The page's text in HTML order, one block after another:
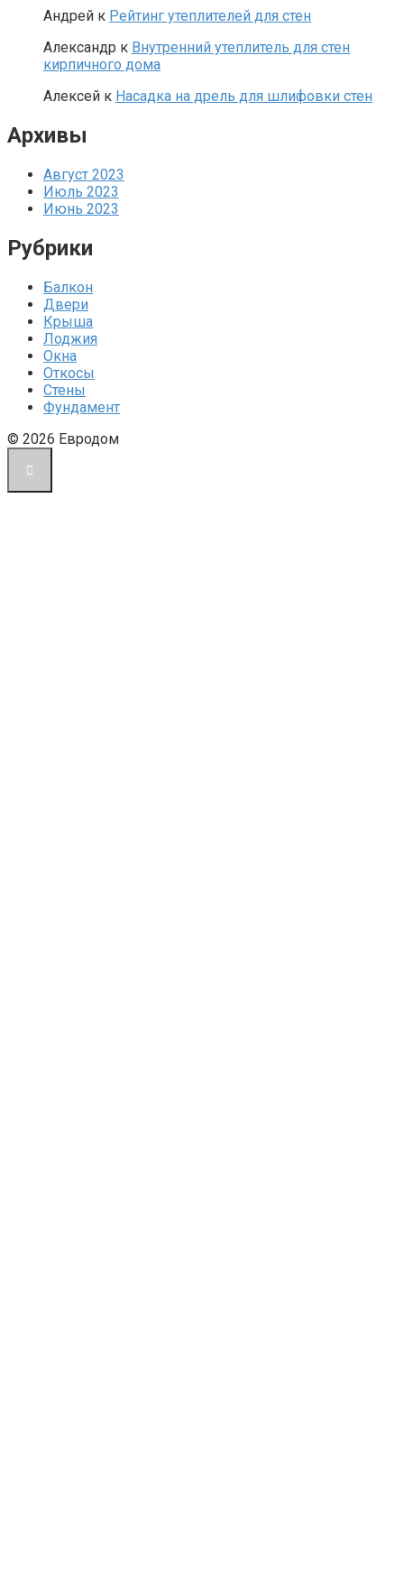
Андрей к Рейтинг утеплителей для стен
Александр к Внутренний утеплитель для стен
кирпичного дома
Алексей к Насадка на дрель для шлифовки стен
Архивы
Август 2023
Июль 2023
Июнь 2023
Рубрики
Балкон
Двери
Крыша
Лоджия
Окна
Откосы
Стены
Фундамент
© 2026 Евродом